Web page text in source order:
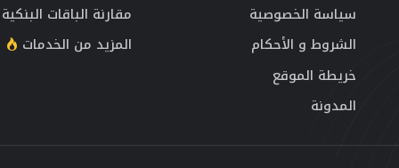
سياسة الخصوصية
الشروط و الأحكام
خريطة الموقع
المدونة
مقارنة الباقات البنكية
المزيد من الخدمات